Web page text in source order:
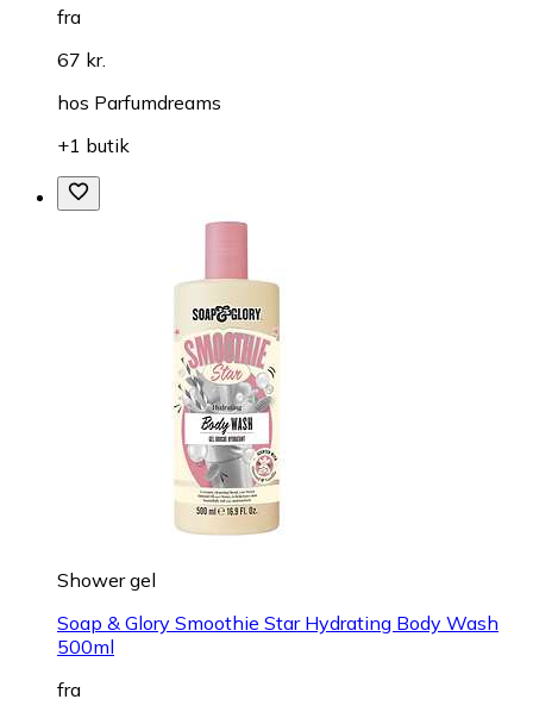
fra
67 kr.
hos Parfumdreams
+1 butik
Shower gel
Soap & Glory Smoothie Star Hydrating Body Wash
500ml
fra